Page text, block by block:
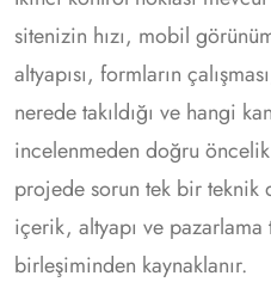
sitenizin hızı, mobil
altyapısı, formların
nerede takıldığı ve hangi
incelenmeden doğru
projede sorun tek bir teknik
içerik, altyapı ve
birleşiminden kaynaklanır.